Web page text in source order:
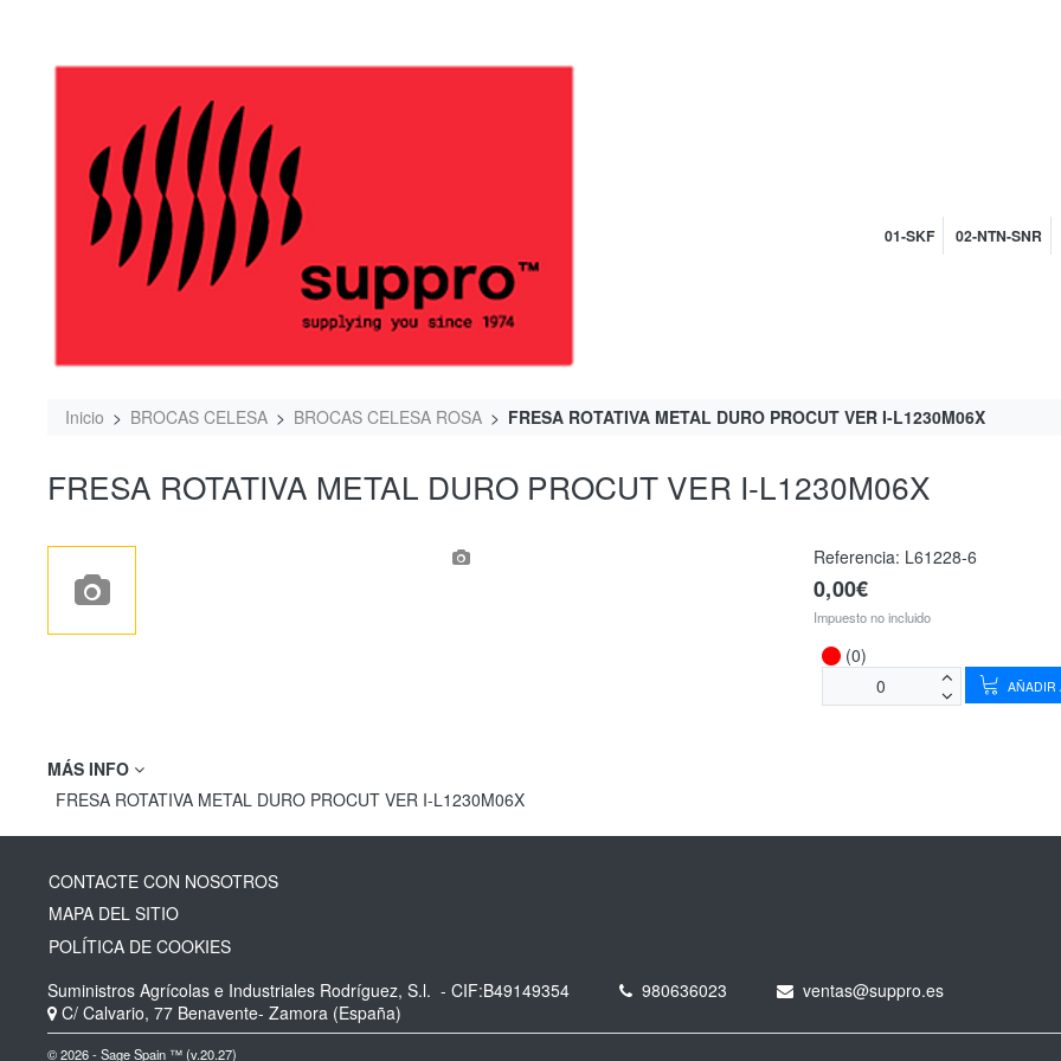
01-SKF 02-NTN-SNR
Inicio BROCAS CELESA BROCAS CELESA ROSA FRESA ROTATIVA METAL DURO PROCUT VER I-L1230M06X
FRESA ROTATIVA METAL DURO PROCUT VER I-L1230M06X
Referencia: L61228-6
0,00€
Impuesto no incluido
(0)
AÑADIR
MÁS INFO
FRESA ROTATIVA METAL DURO PROCUT VER I-L1230M06X
CONTACTE CON NOSOTROS
MAPA DEL SITIO
POLÍTICA DE COOKIES
Suministros Agrícolas e Industriales Rodríguez, S.l. - CIF:B49149354
C/ Calvario, 77 Benavente- Zamora (España)
980636023 ventas@suppro.es
© 2026 - Sage Spain ™ (v.20.27)